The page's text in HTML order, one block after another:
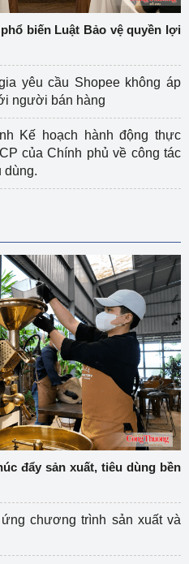
biến Luật Bảo vệ quyền lợi
yêu cầu Shopee không áp
người bán hàng
Kế hoạch hành động thực
của Chính phủ về công tác
dùng.
đẩy sản xuất, tiêu dùng bền
chương trình sản xuất và